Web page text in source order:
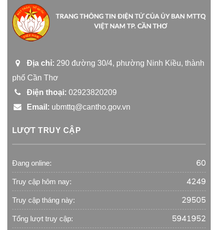
Địa chỉ: 290 đường 30/4, phường Ninh Kiều, thành
phố Cần Thơ
Điện thoại: 02923820209
Email: ubmttq@cantho.gov.vn
LƯỢT TRUY CẬP
Đang online: 60
Truy cập hôm nay: 4249
Truy cập tháng này: 29505
Tổng lượt truy cập: 5941952